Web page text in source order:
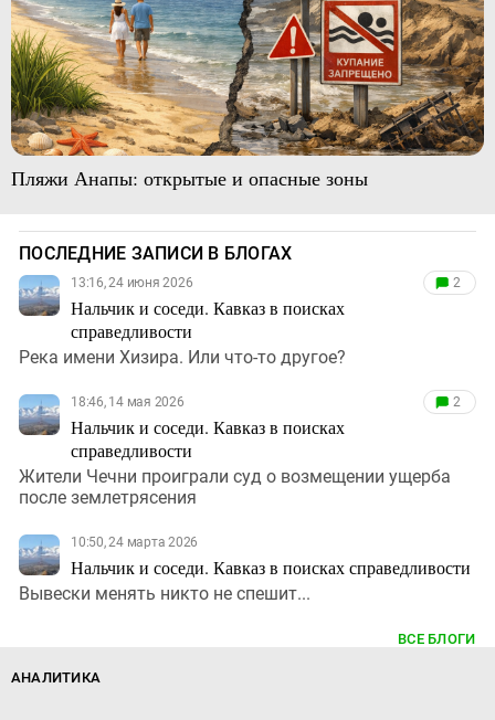
Пляжи Анапы: открытые и опасные зоны
ПОСЛЕДНИЕ ЗАПИСИ В БЛОГАХ
13:16, 24 июня 2026
Нальчик и соседи. Кавказ в поисках
справедливости
2
Река имени Хизира. Или что-то другое?
18:46, 14 мая 2026
Нальчик и соседи. Кавказ в поисках
справедливости
2
Жители Чечни проиграли суд о возмещении ущерба
после землетрясения
10:50, 24 марта 2026
Нальчик и соседи. Кавказ в поисках справедливости
Вывески менять никто не спешит...
ВСЕ БЛОГИ
АНАЛИТИКА